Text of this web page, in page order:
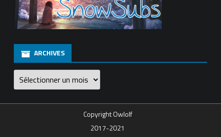
ARCHIVES
Archives
Copyright Owlolf
2017-2021